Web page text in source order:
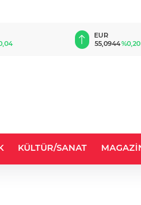
55,0944
KÜLTÜR/SANAT